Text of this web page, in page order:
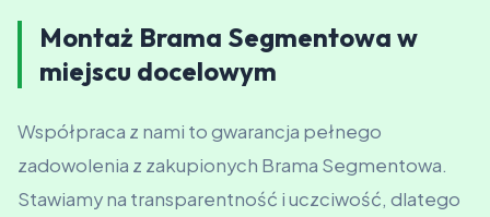
Montaż Brama Segmentowa w
miejscu docelowym
Współpraca z nami to gwarancja pełnego
zadowolenia z zakupionych Brama Segmentowa.
Stawiamy na transparentność i uczciwość, dlatego